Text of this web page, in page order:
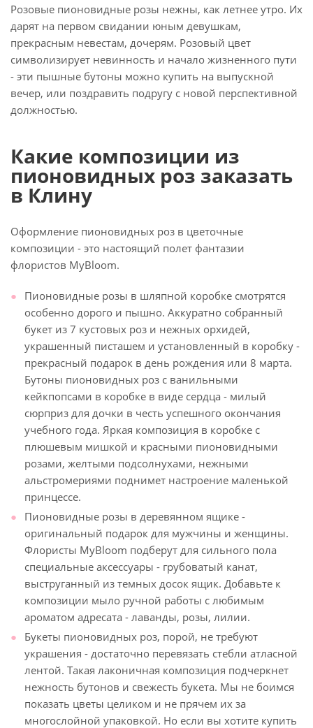
Розовые пионовидные розы нежны, как летнее утро. Их
дарят на первом свидании юным девушкам,
прекрасным невестам, дочерям. Розовый цвет
символизирует невинность и начало жизненного пути
- эти пышные бутоны можно купить на выпускной
вечер, или поздравить подругу с новой перспективной
должностью.
Какие композиции из
пионовидных роз заказать
в Клину
Оформление пионовидных роз в цветочные
композиции - это настоящий полет фантазии
флористов MyBloom.
Пионовидные розы в шляпной коробке смотрятся
особенно дорого и пышно. Аккуратно собранный
букет из 7 кустовых роз и нежных орхидей,
украшенный писташем и установленный в коробку -
прекрасный подарок в день рождения или 8 марта.
Бутоны пионовидных роз с ванильными
кейкпопсами в коробке в виде сердца - милый
сюрприз для дочки в честь успешного окончания
учебного года. Яркая композиция в коробке с
плюшевым мишкой и красными пионовидными
розами, желтыми подсолнухами, нежными
альстромериями поднимет настроение маленькой
принцессе.
Пионовидные розы в деревянном ящике -
оригинальный подарок для мужчины и женщины.
Флористы MyBloom подберут для сильного пола
специальные аксессуары - грубоватый канат,
выструганный из темных досок ящик. Добавьте к
композиции мыло ручной работы с любимым
ароматом адресата - лаванды, розы, лилии.
Букеты пионовидных роз, порой, не требуют
украшения - достаточно перевязать стебли атласной
лентой. Такая лаконичная композиция подчеркнет
нежность бутонов и свежесть букета. Мы не боимся
показать цветы целиком и не прячем их за
многослойной упаковкой. Но если вы хотите купить